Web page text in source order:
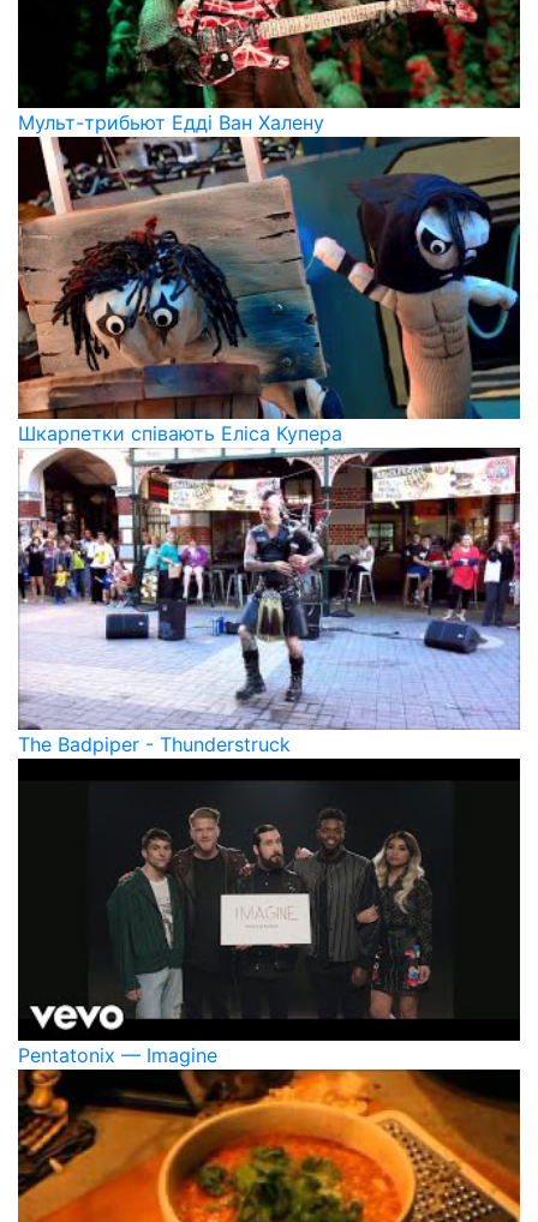
Мульт-трибьют Едді Ван Халену
Шкарпетки співають Еліса Купера
The Badpiper - Thunderstruck
Pentatonix — Imagine